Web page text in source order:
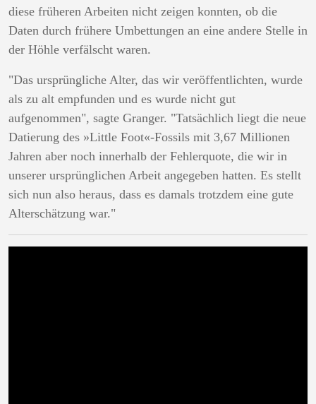
diese früheren Arbeiten nicht zeigen konnten, ob die
Daten durch frühere Umbettungen an eine andere Stelle in
der Höhle verfälscht waren.
"Das ursprüngliche Alter, das wir veröffentlichten, wurde
als zu alt empfunden und es wurde nicht gut
aufgenommen", sagte Granger. "Tatsächlich liegt die neue
Datierung des »Little Foot«-Fossils mit 3,67 Millionen
Jahren aber noch innerhalb der Fehlerquote, die wir in
unserer ursprünglichen Arbeit angegeben hatten. Es stellt
sich nun also heraus, dass es damals trotzdem eine gute
Alterschätzung war."